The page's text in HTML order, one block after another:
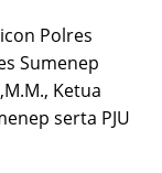
Polres
Sumenep
Ketua
serta PJU